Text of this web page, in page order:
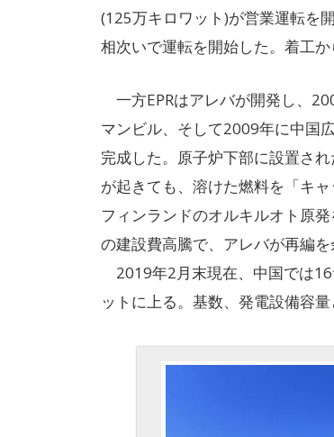
(125万キロワット)が営業運転を
相次いで運転を開始した。着工か
一方EPRはアレバが開発し、
マンビル、そして2009年に中国
完成した。原子炉下部に設置さ
が起きても、溶けた燃料を「キ
フィンランドのオルキルオト原
の建設費高騰で、アレバが再編
2019年2月末現在、中国では
ットに上る。基数、発電設備容